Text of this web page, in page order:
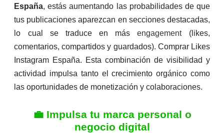
España, estás aumentando las probabilidades de que
tus publicaciones aparezcan en secciones destacadas,
lo cual se traduce en másengagement(likes,
comentarios, compartidos y guardados). Comprar Likes
Instagram España. Esta combinación de visibilidad y
actividad impulsa tanto el crecimiento orgánico como
las oportunidades de monetización y colaboraciones.
💼 Impulsa tu marca personal o
negocio digital